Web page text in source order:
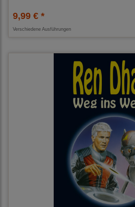
9,99 € *
Verschiedene Ausführungen